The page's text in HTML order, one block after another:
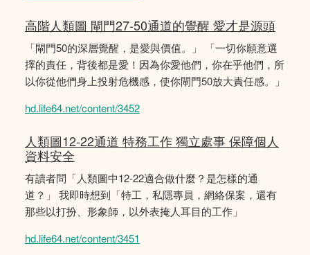
高階人類圖 閘門27-50通道的覺醒 愛才是源頭
「閘門50的深層覺醒，是愛與價值。」 「一切你願意選
擇的責任，背後都是愛！因為你愛他們，你在乎他們，所
以你從他們身上投射危機感，使你閘門50放大責任感。」
hd.life64.net/content/3452
人類圖12-22通道 特務工作 獨立處事 保障個人
資料安全
有讀者問「人類圖中12-22適合做什麼？是怎樣的通
道？」 我即時想到「特工，私隱專員，網絡保案，還有
那些以打扮、形象師，以外表掩人耳目的工作」
hd.life64.net/content/3451